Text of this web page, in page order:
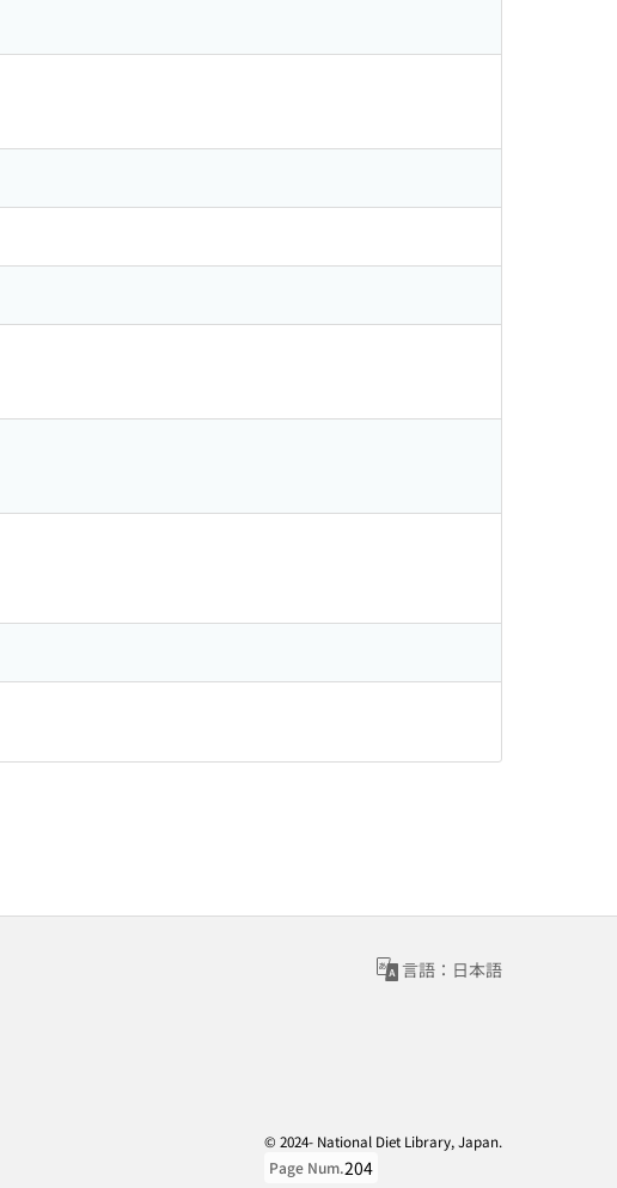
言語：日本語
© 2024- National Diet Library, Japan.
Page Num.204